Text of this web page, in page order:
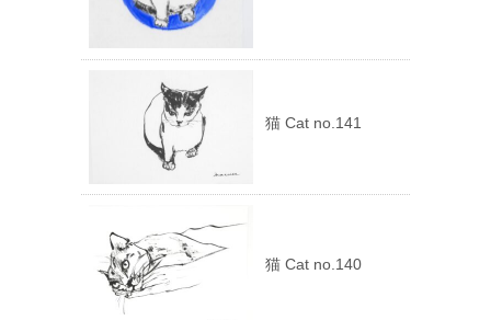
猫 Cat no.141
猫 Cat no.140